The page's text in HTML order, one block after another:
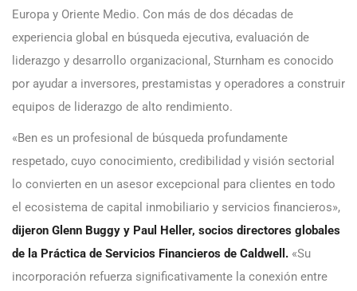
Europa y Oriente Medio. Con más de dos décadas de
experiencia global en búsqueda ejecutiva, evaluación de
liderazgo y desarrollo organizacional, Sturnham es conocido
por ayudar a inversores, prestamistas y operadores a construir
equipos de liderazgo de alto rendimiento.
«Ben es un profesional de búsqueda profundamente
respetado, cuyo conocimiento, credibilidad y visión sectorial
lo convierten en un asesor excepcional para clientes en todo
el ecosistema de capital inmobiliario y servicios financieros»,
dijeron Glenn Buggy y Paul Heller, socios directores globales
de la Práctica de Servicios Financieros de Caldwell. «Su
incorporación refuerza significativamente la conexión entre